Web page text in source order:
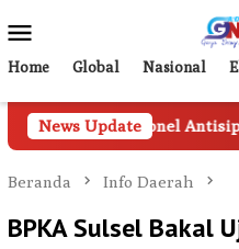
ke
kontenMobile
Home Global Nasional
News Update
20 Personel Antisipasi
Beranda Info Daerah
BPKA Sulsel Bakal